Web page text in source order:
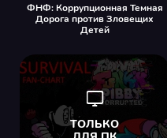
ФНФ: Коррупционная Темная
Дорога против Зловещих
Детей